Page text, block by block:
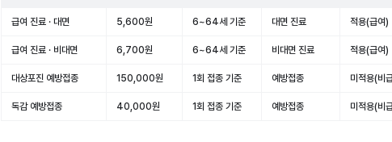
급여 진료 · 대면 5,600원 6~64세 기준 대면 진료 적용(급여)
급여 진료 · 비대면 6,700원 6~64세 기준 비대면 진료 적용(급여)
대상포진 예방접종 150,000원 1회 접종 기준 예방접종 미적용(비
독감 예방접종 40,000원 1회 접종 기준 예방접종 미적용(비